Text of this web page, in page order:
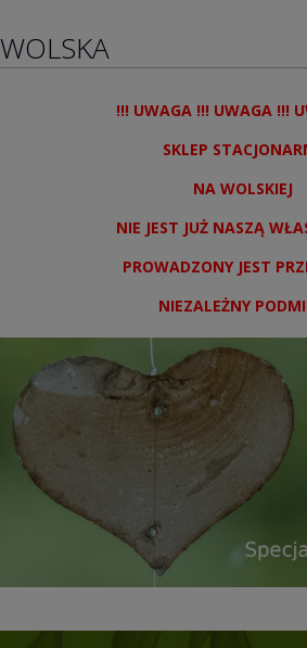
WOLSKA
!!! UWAGA !!! UWAGA !!!
SKLEP
NA WOLSKIEJ
NIE JEST JUŻ NASZĄ
PROWADZONY JEST
NIEZALEŻNY